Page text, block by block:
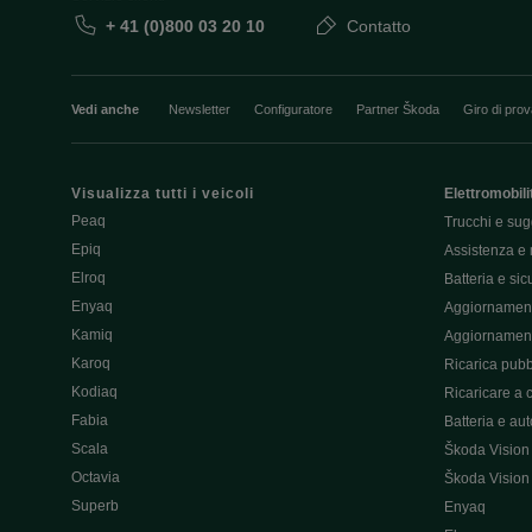
+ 41 (0)800 03 20 10 Contatto
Vedi anche Newsletter Configuratore Partner Škoda Giro di
Visualizza tutti i veicoli
Peaq
Epiq
Elroq
Enyaq
Kamiq
Karoq
Kodiaq
Fabia
Scala
Octavia
Superb
Trucchi e
Assistenza e
Batteria e
Ricarica
Ricaricare a
Batteria e
Škoda Vision
Škoda Vision
Enyaq